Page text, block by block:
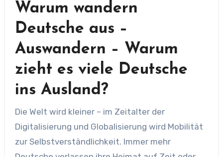
Warum wandern
Deutsche aus –
Auswandern – Warum
zieht es viele Deutsche
ins Ausland?
Die Welt wird kleiner – im Zeitalter der
Digitalisierung und Globalisierung wird Mobilität
zur Selbstverständlichkeit. Immer mehr